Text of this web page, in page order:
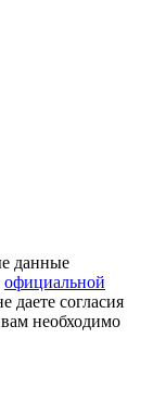
данные
официальной
даете согласия
необходимо